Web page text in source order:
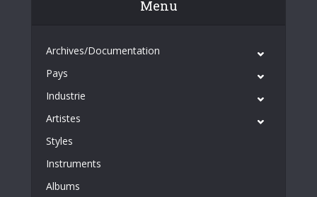
Menu
Archives/Documentation
Pays
Industrie
Artistes
Styles
Instruments
Albums